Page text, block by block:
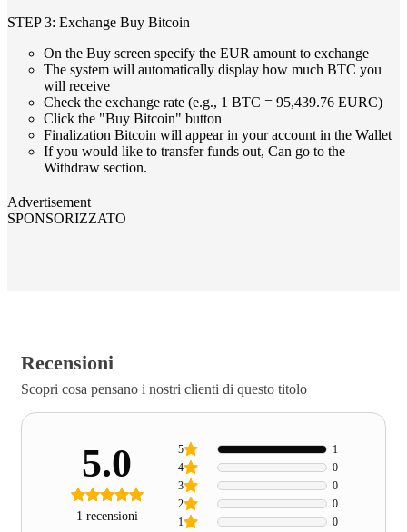
STEP 3: Exchange Buy Bitcoin
On the Buy screen specify the EUR amount to exchange
The system will automatically display how much BTC you
will receive
Check the exchange rate (e.g., 1 BTC = 95,439.76 EURC)
Click the "Buy Bitcoin" button
Finalization Bitcoin will appear in your account in the Wallet
If you would like to transfer funds out, Can go to the
Withdraw section.
Advertisement
SPONSORIZZATO
Recensioni
Scopri cosa pensano i nostri clienti di questo titolo
5.0
1 recensioni 1 0
2 0
3 0
4 0
5 1